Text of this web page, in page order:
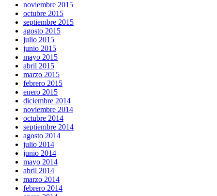
noviembre 2015
octubre 2015
septiembre 2015
agosto 2015
julio 2015
junio 2015
mayo 2015
abril 2015
marzo 2015
febrero 2015
enero 2015
diciembre 2014
noviembre 2014
octubre 2014
septiembre 2014
agosto 2014
julio 2014
junio 2014
mayo 2014
abril 2014
marzo 2014
febrero 2014